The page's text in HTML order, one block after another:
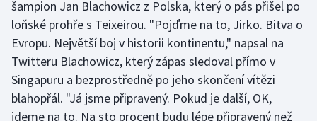
šampion Jan Blachowicz z Polska, který o pás přišel po
loňské prohře s Teixeirou. "Pojďme na to, Jirko. Bitva o
Evropu. Největší boj v historii kontinentu," napsal na
Twitteru Blachowicz, který zápas sledoval přímo v
Singapuru a bezprostředně po jeho skončení vítězi
blahopřál. "Já jsme připravený. Pokud je další, OK,
jdeme na to. Na sto procent budu lépe připravený než